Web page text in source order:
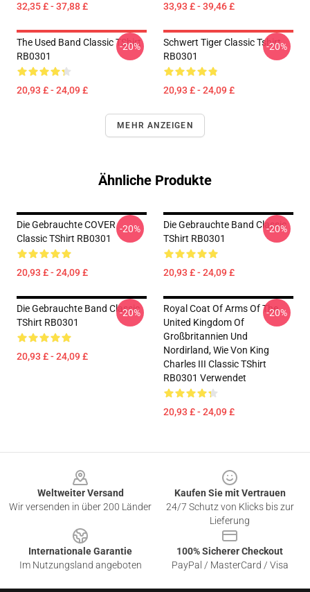
32,35 £ - 37,88 £ 33,93 £ - 39,46 £
The Used Band Classic TShirt
RB0301
20,93 £ - 24,09 £
-20%
Schwert Tiger Classic Tshirt
RB0301
20,93 £ - 24,09 £
-20%
MEHR ANZEIGEN
Ähnliche Produkte
Die Gebrauchte COVER
Classic TShirt RB0301
20,93 £ - 24,09 £
-20%
Die Gebrauchte Band Classic
TShirt RB0301
20,93 £ - 24,09 £
-20%
Die Gebrauchte Band Classic
TShirt RB0301
20,93 £ - 24,09 £
-20%
Royal Coat Of Arms Of The
United Kingdom Of
Großbritannien Und
Nordirland, Wie Von King
Charles III Classic TShirt
RB0301 Verwendet
20,93 £ - 24,09 £
-20%
Weltweiter Versand
Wir versenden in über 200 Länder
Kaufen Sie mit Vertrauen
24/7 Schutz von Klicks bis zur
Lieferung
Internationale Garantie
Im Nutzungsland angeboten
100% Sicherer Checkout
PayPal / MasterCard / Visa